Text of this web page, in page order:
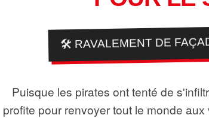
🛠️ RAVALEMENT DE
Puisque les pirates ont tenté de
profite pour renvoyer tout le monde